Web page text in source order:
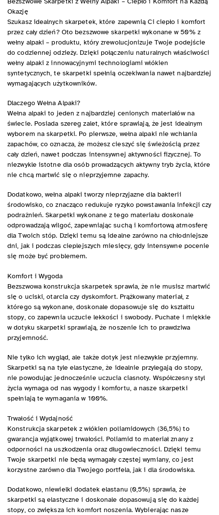
Okazję
Szukasz idealnych skarpetek, które zapewnią Ci ciepło i komfort
przez cały dzień? Oto bezszwowe skarpetki wykonane w 50% z
wełny alpaki – produktu, który zrewolucjonizuje Twoje podejście
do codziennej odzieży. Dzięki połączeniu naturalnych właściwości
wełny alpaki z innowacyjnymi technologiami włókien
syntetycznych, te skarpetki spełnią oczekiwania nawet najbardziej
wymagających użytkowników.
Dlaczego Wełna Alpaki?
Wełna alpaki to jeden z najbardziej cenionych materiałów na
świecie. Posiada szereg zalet, które sprawiają, że jest idealnym
wyborem na skarpetki. Po pierwsze, wełna alpaki nie wchłania
zapachów, co oznacza, że możesz cieszyć się świeżością przez
cały dzień, nawet podczas intensywnej aktywności fizycznej. To
niezwykle istotne dla osób prowadzących aktywny tryb życia, które
nie chcą martwić się o nieprzyjemne zapachy.
Dodatkowo, wełna alpaki tworzy nieprzyjazne dla bakterii
środowisko, co znacząco redukuje ryzyko powstawania infekcji czy
podrażnień. Skarpetki wykonane z tego materiału doskonale
odprowadzają wilgoć, zapewniając suchą i komfortową atmosferę
dla Twoich stóp. Dzięki temu są idealne zarówno na chłodniejsze
dni, jak i podczas cieplejszych miesięcy, gdy intensywne pocenie
się może być problemem.
Komfort i Wygoda
Bezszwowa konstrukcja skarpetek sprawia, że nie musisz martwić
się o uciski, otarcia czy dyskomfort. Prążkowany materiał, z
którego są wykonane, doskonale dopasowuje się do kształtu
stopy, co zapewnia uczucie lekkości i swobody. Puchate i miękkie
w dotyku skarpetki sprawiają, że noszenie ich to prawdziwa
przyjemność.
Nie tylko ich wygląd, ale także dotyk jest niezwykle przyjemny.
Skarpetki są na tyle elastyczne, że idealnie przylegają do stopy,
nie powodując jednocześnie uczucia ciasnoty. Współczesny styl
życia wymaga od nas wygody i komfortu, a nasze skarpetki
spełniają te wymagania w 100%.
Trwałość i Wydajność
Konstrukcja skarpetek z włókien poliamidowych (36,5%) to
gwarancja wyjątkowej trwałości. Poliamid to materiał znany z
odporności na uszkodzenia oraz długowieczności. Dzięki temu
Twoje skarpetki nie będą wymagały częstej wymiany, co jest
korzystne zarówno dla Twojego portfela, jak i dla środowiska.
Dodatkowo, niewielki dodatek elastanu (0,5%) sprawia, że
skarpetki są elastyczne i doskonale dopasowują się do każdej
stopy, co zwiększa ich komfort noszenia. Wybierając nasze